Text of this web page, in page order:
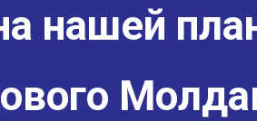
нашей